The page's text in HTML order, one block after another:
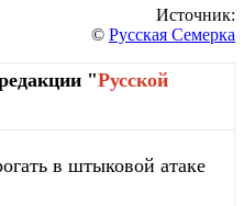
Источник:
© Русская Семерка
"Русской
в штыковой атаке